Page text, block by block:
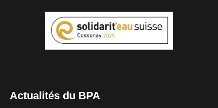
Actualités du BPA